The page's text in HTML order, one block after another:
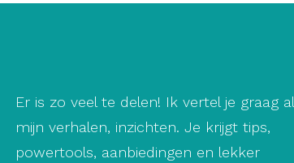
Er is zo veel te delen! Ik vertel je graag al
mijn verhalen, inzichten. Je krijgt tips,
powertools, aanbiedingen en lekker